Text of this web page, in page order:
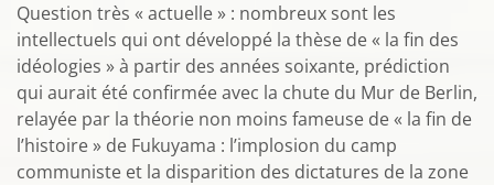
Question très « actuelle » : nombreux sont les
intellectuels qui ont développé la thèse de « la fin des
idéologies » à partir des années soixante, prédiction
qui aurait été confirmée avec la chute du Mur de Berlin,
relayée par la théorie non moins fameuse de « la fin de
l’histoire » de Fukuyama : l’implosion du camp
communiste et la disparition des dictatures de la zone